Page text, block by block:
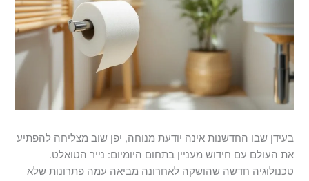
בעידן שבו החדשנות אינה יודעת מנוחה, יפן שוב מצליחה להפתיע
את העולם עם חידוש מעניין בתחום היומיום: נייר הטואלט.
טכנולוגיה חדשה שהושקה לאחרונה מביאה עמה פתרונות שלא